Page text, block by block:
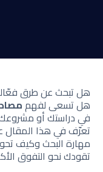
هل تبحث عن طرق
هل تسعى لفهم
في دراستك أو
تعرّف في هذا المقال
مهارة البحث وكيف
تقودك نحو التفوق